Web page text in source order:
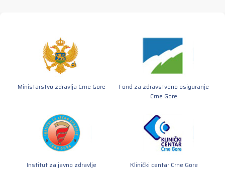
Ministarstvo zdravlja Crne Gore
Fond za zdravstveno osiguranje
Crne Gore
Institut za javno zdravlje Klinički centar Crne Gore